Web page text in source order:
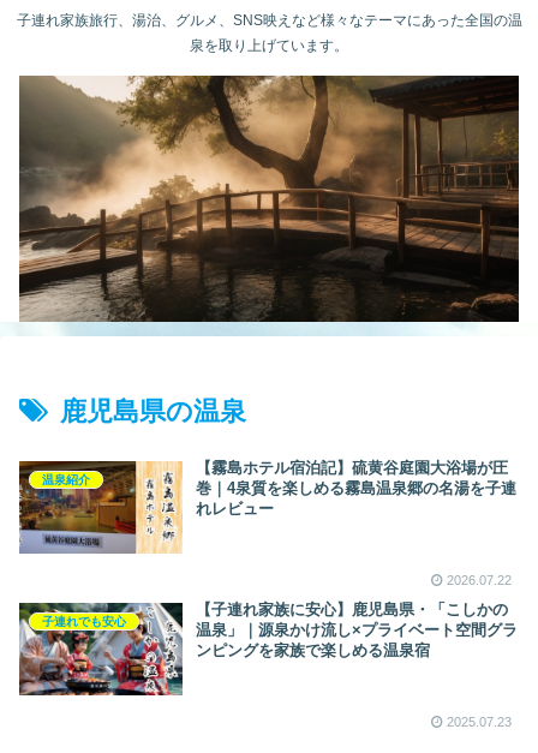
子連れ家族旅行、湯治、グルメ、SNS映えなど様々なテーマにあった全国の温
泉を取り上げています。
鹿児島県の温泉
温泉紹介
【霧島ホテル宿泊記】硫黄谷庭園大浴場が圧
巻｜4泉質を楽しめる霧島温泉郷の名湯を子連
れレビュー
2026.07.22
子連れでも安心
【子連れ家族に安心】鹿児島県・「こしかの
温泉」｜源泉かけ流し×プライベート空間グラ
ンピングを家族で楽しめる温泉宿
2025.07.23